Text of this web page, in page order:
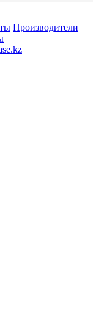
Производители